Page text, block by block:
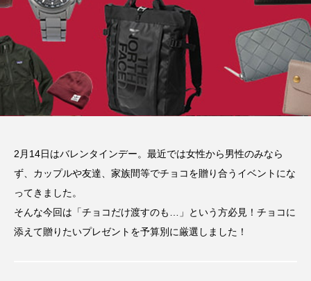
2月14日はバレンタインデー。最近では女性から男性のみなら
ず、カップルや友達、家族間等でチョコを贈り合うイベントにな
ってきました。
そんな今回は「チョコだけ渡すのも…」という方必見！チョコに
添えて贈りたいプレゼントを予算別に厳選しました！